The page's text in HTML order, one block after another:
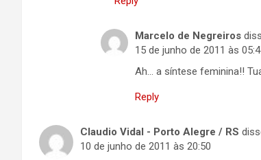
Marcelo de Negreiros
15 de junho de 2011 às
Ah… a síntese feminina!!
Reply
Claudio Vidal - Porto Alegre / RS
10 de junho de 2011 às 20:50